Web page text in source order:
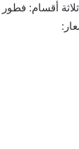
أقسام: